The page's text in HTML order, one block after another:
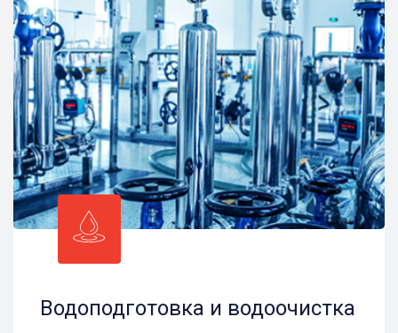
Водоподготовка и водоочистка